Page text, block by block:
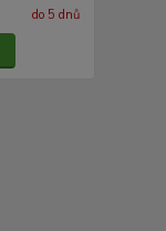
do 5 dnů